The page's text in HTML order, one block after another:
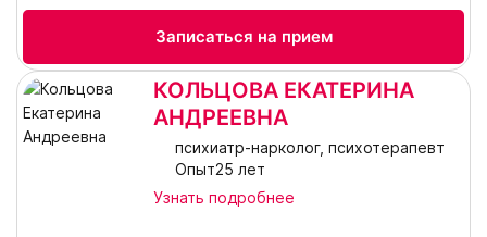
Записаться на прием
КОЛЬЦОВА ЕКАТЕРИНА
АНДРЕЕВНА
психиатр-нарколог, психотерапевт
Опыт25 лет
Узнать подробнее